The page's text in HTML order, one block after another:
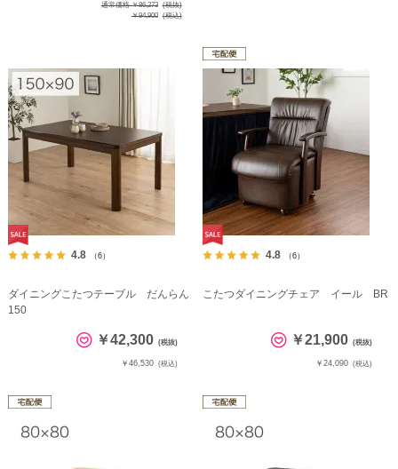
通常価格 ￥86,273 (税抜)
￥94,900 (税込)
4.8 （6）
ダイニングこたつテーブル だんらん
150
￥42,300 (税抜)
￥46,530 (税込)
4.8 （6）
こたつダイニングチェア イール BR
￥21,900 (税抜)
￥24,090 (税込)